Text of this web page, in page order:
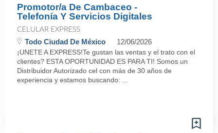
Promotor/a De Cambaceo -
Telefonía Y Servicios Digitales
CELULAR EXPRESS
Todo Ciudad De México 12/06/2026
¡UNETE A EXPRESS!Te gustan las ventas y el trato con el
clientes? ESTA OPORTUNIDAD ES PARA TI! Somos un
Distribuidor Autorizado cel con más de 30 años de
experiencia y estamos buscando: ...